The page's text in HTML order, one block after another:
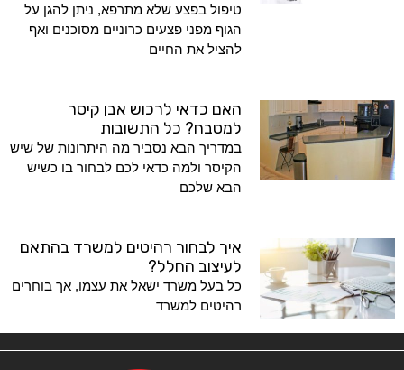
טיפול בפצע שלא מתרפא, ניתן להגן על
הגוף מפני פצעים כרוניים מסוכנים ואף
להציל את החיים
האם כדאי לרכוש אבן קיסר
למטבח? כל התשובות
במדריך הבא נסביר מה היתרונות של שיש
הקיסר ולמה כדאי לכם לבחור בו כשיש
הבא שלכם
איך לבחור רהיטים למשרד בהתאם
לעיצוב החלל?
כל בעל משרד ישאל את עצמו, אך בוחרים
רהיטים למשרד